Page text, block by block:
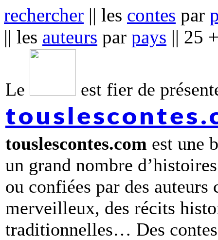
rechercher || les contes par
|| les auteurs par pays || 25
Le est fier de
touslescontes.com est une
un grand nombre
ou confiées par des
merveilleux, des récits
traditionnelles… Des